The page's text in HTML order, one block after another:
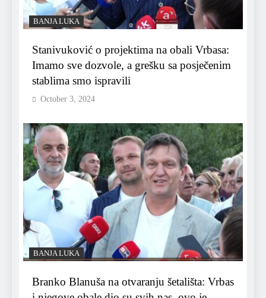
BANJA LUKA
Stanivuković o projektima na obali Vrbasa:
Imamo sve dozvole, a grešku sa posječenim
stablima smo ispravili
October 3, 2024
BANJA LUKA
Branko Blanuša na otvaranju šetališta: Vrbas